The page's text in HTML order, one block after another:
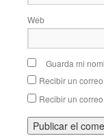
Web
Guarda mi
Recibir un
Recibir un